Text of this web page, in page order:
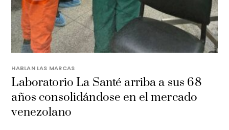
HABLAN LAS MARCAS
Laboratorio La Santé arriba a sus 68
años consolidándose en el mercado
venezolano